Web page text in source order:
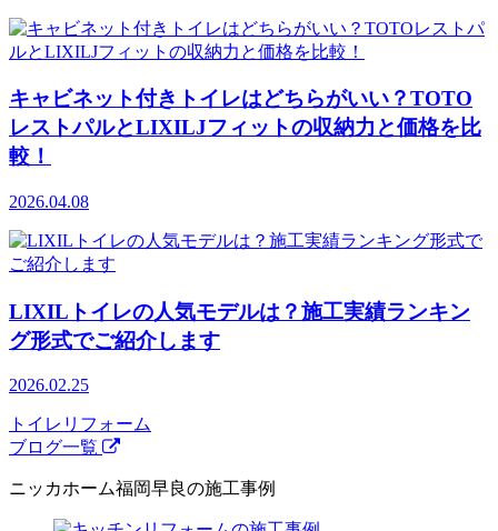
キャビネット付きトイレはどちらがいい？TOTO
レストパルとLIXILJフィットの収納力と価格を比
較！
2026.04.08
LIXILトイレの人気モデルは？施工実績ランキン
グ形式でご紹介します
2026.02.25
トイレリフォーム
ブログ一覧
ニッカホーム福岡早良の施工事例